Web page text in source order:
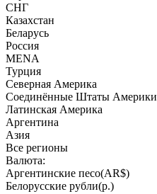
СНГ
Казахстан
Беларусь
Россия
MENA
Турция
Северная Америка
Соединённые Штаты Америки
Латинская Америка
Аргентина
Азия
Все регионы
Валюта:
Аргентинские песо(AR$)
Белорусские рубли(р.)